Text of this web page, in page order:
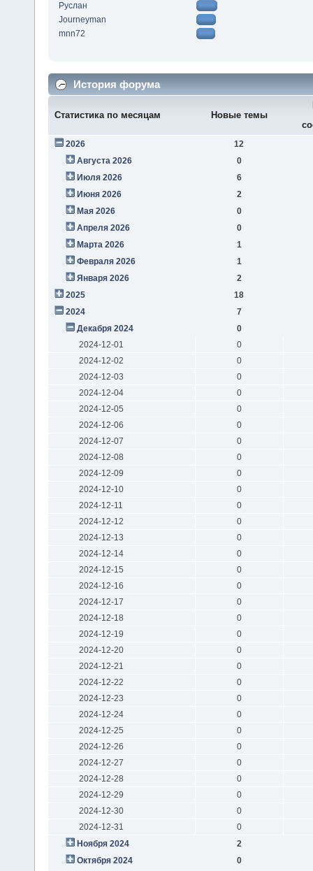
Руслан
Journeyman
mnn72
История форума
Статистика по месяцам Новые темы
2026
12
Августа 2026
0
Июля 2026
6
Июня 2026
2
Мая 2026
0
Апреля 2026
0
Марта 2026
1
Февраля 2026
1
Января 2026
2
2025
18
2024
7
Декабря 2024
0
2024-12-01
0
2024-12-02
0
2024-12-03
0
2024-12-04
0
2024-12-05
0
2024-12-06
0
2024-12-07
0
2024-12-08
0
2024-12-09
0
2024-12-10
0
2024-12-11
0
2024-12-12
0
2024-12-13
0
2024-12-14
0
2024-12-15
0
2024-12-16
0
2024-12-17
0
2024-12-18
0
2024-12-19
0
2024-12-20
0
2024-12-21
0
2024-12-22
0
2024-12-23
0
2024-12-24
0
2024-12-25
0
2024-12-26
0
2024-12-27
0
2024-12-28
0
2024-12-29
0
2024-12-30
0
2024-12-31
0
Ноября 2024
2
Октября 2024
0